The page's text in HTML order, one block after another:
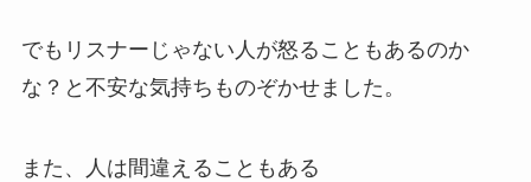
でもリスナーじゃない人が怒ることもあるのか
な？と不安な気持ちものぞかせました。
また、人は間違えることもある